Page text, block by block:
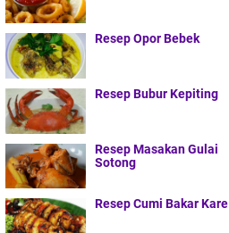
Resep Opor Bebek
Resep Bubur Kepiting
Resep Masakan Gulai
Sotong
Resep Cumi Bakar Kare